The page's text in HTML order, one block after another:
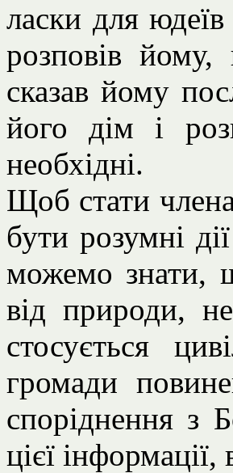
ласки для
розповів
сказав йому
його дім і
необхідні.
Щоб стати
бути розумні
можемо знати,
від природи,
стосується
громади
споріднення з
цієї